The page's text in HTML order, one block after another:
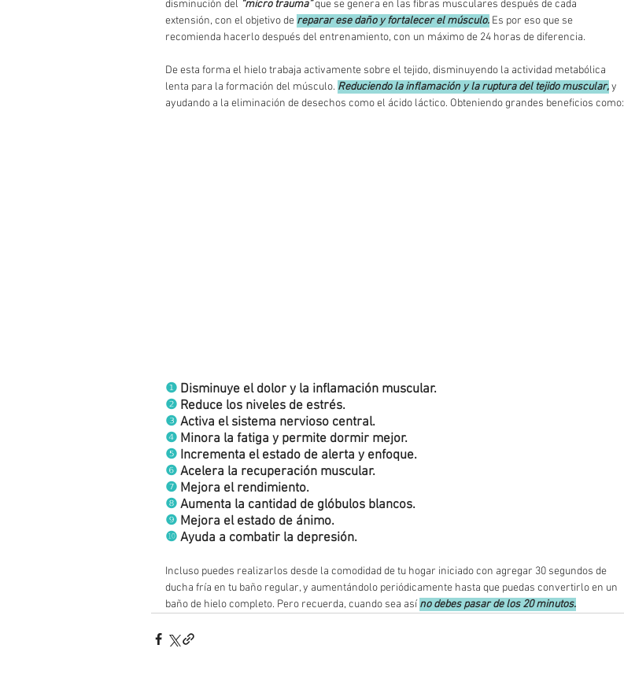
disminución del “micro trauma” que se genera en las fibras musculares después de cada
extensión, con el objetivo de reparar ese daño y fortalecer el músculo. Es por eso que se
recomienda hacerlo después del entrenamiento, con un máximo de 24 horas de diferencia.
De esta forma el hielo trabaja activamente sobre el tejido, disminuyendo la actividad metabólica
lenta para la formación del músculo. Reduciendo la inflamación y la ruptura del tejido muscular, y
ayudando a la eliminación de desechos como el ácido láctico. Obteniendo grandes beneficios como:
❶ Disminuye el dolor y la inflamación muscular.
❷ Reduce los niveles de estrés.
❸ Activa el sistema nervioso central.
❹ Minora la fatiga y permite dormir mejor.
❺ Incrementa el estado de alerta y enfoque.
❻ Acelera la recuperación muscular.
❼ Mejora el rendimiento.
❽ Aumenta la cantidad de glóbulos blancos.
❾ Mejora el estado de ánimo.
❿ Ayuda a combatir la depresión.
Incluso puedes realizarlos desde la comodidad de tu hogar iniciado con agregar 30 segundos de
ducha fría en tu baño regular, y aumentándolo periódicamente hasta que puedas convertirlo en un
baño de hielo completo. Pero recuerda, cuando sea así no debes pasar de los 20 minutos.